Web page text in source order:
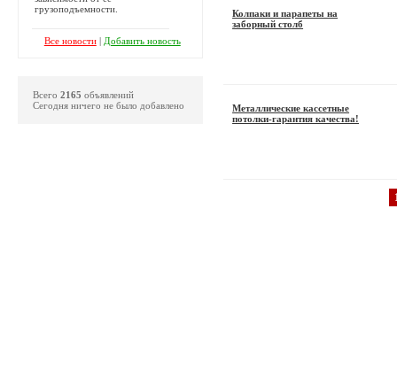
Колпаки и парапеты на
заборный столб
Металлические кассетные
потолки-гарантия качества!
грузоподъемности.
Все новости| Добавить новость
Всего 2165 объявлений
Сегодня ничего не было добавлено